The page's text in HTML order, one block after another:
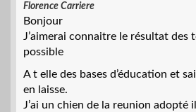
Florence Carriere
Bonjour
J’aimerai connaitre le résultat des
possible
A t elle des bases d’éducation et
en laisse.
J’ai un chien de la reunion adopté